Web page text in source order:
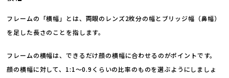
フレームの「横幅」とは、両眼のレンズ2枚分の幅とブリッジ幅（鼻幅）
を足した長さのことを指します。
フレームの横幅は、できるだけ顔の横幅に合わせるのがポイントです。
顔の横幅に対して、1:1〜0.9くらいの比率のものを選ぶようにしましょ